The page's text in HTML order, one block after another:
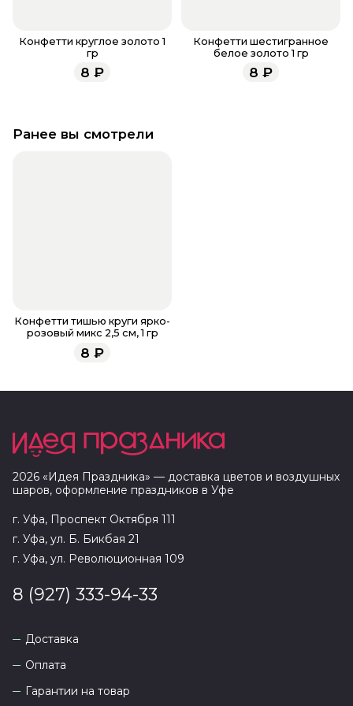
Конфетти круглое золото 1
гр
8 ₽
Конфетти шестигранное
белое золото 1 гр
8 ₽
Ранее вы смотрели
Конфетти тишью круги ярко-
розовый микс 2,5 см, 1 гр
8 ₽
2026 «Идея Праздника» — доставка цветов и воздушных
шаров, оформление праздников в Уфе
г. Уфа, Проспект Октября 111
г. Уфа, ул. Б. Бикбая 21
г. Уфа, ул. Революционная 109
8 (927) 333-94-33
Доставка
Оплата
Гарантии на товар